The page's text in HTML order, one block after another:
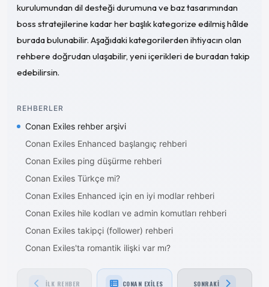
kurulumundan dil desteği durumuna ve baz tasarımından
boss stratejilerine kadar her başlık kategorize edilmiş hâlde
burada bulunabilir. Aşağıdaki kategorilerden ihtiyacın olan
rehbere doğrudan ulaşabilir, yeni içerikleri de buradan takip
edebilirsin.
REHBERLER
Conan Exiles rehber arşivi
Conan Exiles Enhanced başlangıç rehberi
Conan Exiles ping düşürme rehberi
Conan Exiles Türkçe mi?
Conan Exiles Enhanced için en iyi modlar rehberi
Conan Exiles hile kodları ve admin komutları rehberi
Conan Exiles takipçi (follower) rehberi
Conan Exiles'ta romantik ilişki var mı?
İLK REHBER CONAN EXILES SONRAKI